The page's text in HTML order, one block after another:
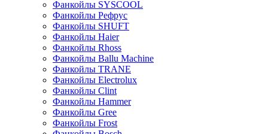
Фанкойлы SYSCOOL
Фанкойлы Рефрус
Фанкойлы SHUFT
Фанкойлы Haier
Фанкойлы Rhoss
Фанкойлы Ballu Machine
Фанкойлы TRANE
Фанкойлы Electrolux
Фанкойлы Clint
Фанкойлы Hammer
Фанкойлы Gree
Фанкойлы Frost